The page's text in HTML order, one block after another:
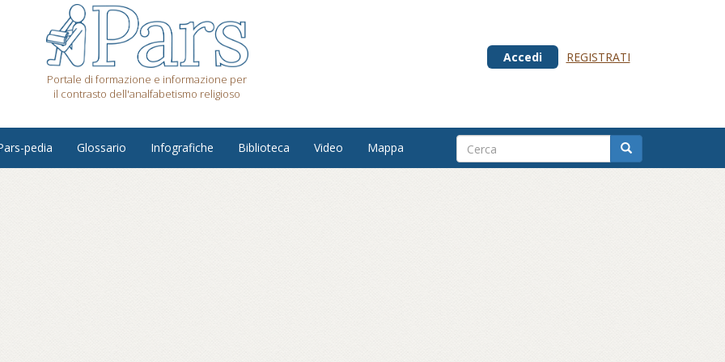
Portale di formazione e informazione per
il contrasto dell'analfabetismo religioso
Accedi REGISTRATI
pedia Glossario Infografiche Biblioteca Video Mappa